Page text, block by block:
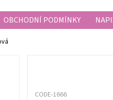
OBCHODNÍ PODMÍNKY
CODE-1666